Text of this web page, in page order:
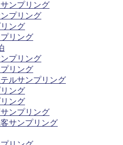
ンプリング
プリング
ング
リング
プリング
リング
ルサンプリング
ング
ング
ンプリング
サンプリング